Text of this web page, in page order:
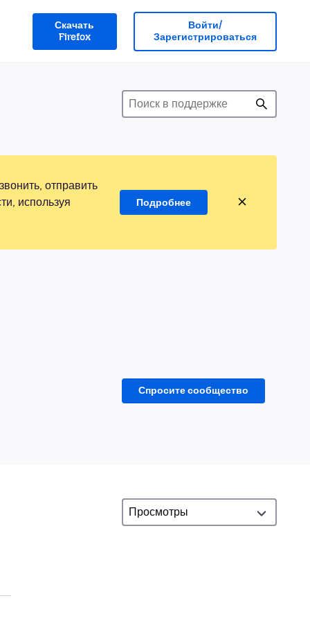
Скачать
Firefox
Войти/
Зарегистрироваться
отправить
используя
Подробнее
Спросите сообщество